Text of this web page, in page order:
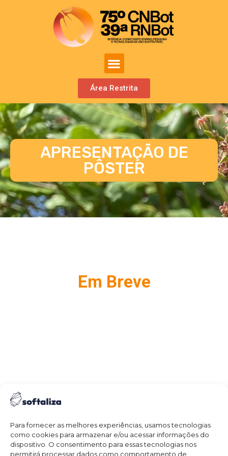
Para fornecer as melhores experiências, usamos tecnologias
como cookies para armazenar e/ou acessar informações do
dispositivo. O consentimento para essas tecnologias nos
permitirá processar dados como comportamento de
Área Restrita
APRESENTAÇÃO DE
PÔSTER
Em Breve